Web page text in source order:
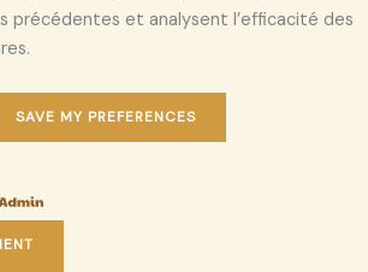
précédentes et analysent l’efficacité des
SAVE MY PREFERENCES